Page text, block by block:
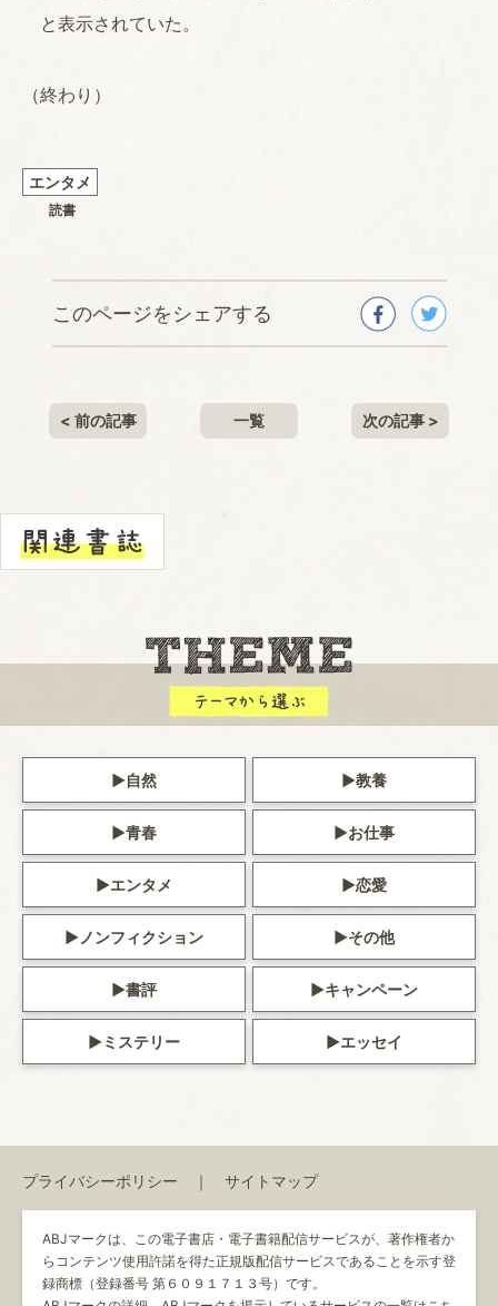
と表示されていた。
（終わり）
エンタメ
読書
このページをシェアする
< 前の記事 一覧 次の記事 >
自然 教養
青春 お仕事
エンタメ 恋愛
ノンフィクション その他
書評 キャンペーン
ミステリー エッセイ
プライバシーポリシー サイトマップ
ABJマークは、この電子書店・電子書籍配信サービスが、著作権者か
らコンテンツ使用許諾を得た正規版配信サービスであることを示す登
録商標（登録番号 第６０９１７１３号）です。